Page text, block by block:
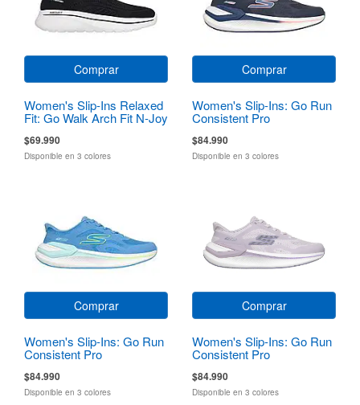
Comprar
Women's Slip-Ins Relaxed
Fit: Go Walk Arch Fit N-Joy
$69.990
Disponible en 3 colores
Comprar
Women's Slip-Ins: Go Run
Consistent Pro
$84.990
Disponible en 3 colores
Comprar
Women's Slip-Ins: Go Run
Consistent Pro
$84.990
Disponible en 3 colores
Comprar
Women's Slip-Ins: Go Run
Consistent Pro
$84.990
Disponible en 3 colores